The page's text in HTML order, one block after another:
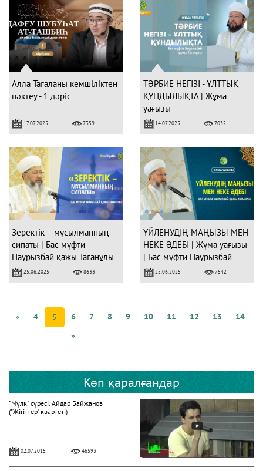
Алла Тағаланы кемшіліктен
пәктеу - 1 дәріс
17.07.2025 7359
ТӘРБИЕ НЕГІЗІ - ҰЛТТЫҚ
ҚҰНДЫЛЫҚТА | Жұма
уағызы
14.07.2025 7032
Зеректік – мұсылманның
сипаты | Бас мүфти
Наурызбай қажы Тағанұлы
25.06.2025 8633
ҮЙЛЕНУДІҢ МАҢЫЗЫ МЕН
НЕКЕ ӘДЕБІ | Жұма уағызы
| Бас мүфти Наурызбай
қажы Тағанұлы
25.06.2025 7542
« 4 5 6 7 8 9 10 11 12 13
14
»
Көп қаралғандар
"Мүлк" сүресі. Айдар Байжанов
("Жігіттер" квартеті)
02.07.2015 46593